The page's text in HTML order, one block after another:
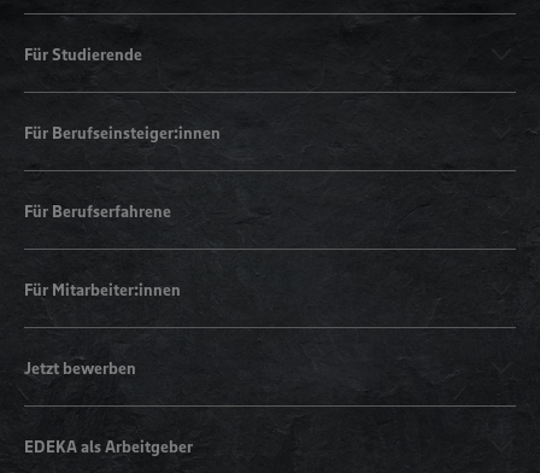
Für Studierende
Für Berufseinsteiger:innen
Für Berufserfahrene
Für Mitarbeiter:innen
Jetzt bewerben
EDEKA als Arbeitgeber